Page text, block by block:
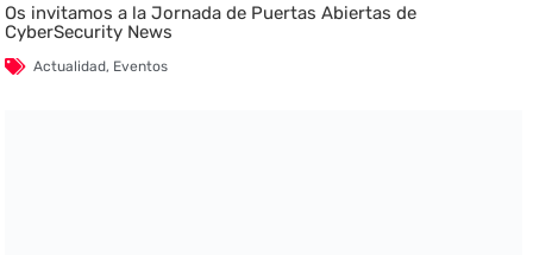
Os invitamos a la Jornada de Puertas Abiertas de
CyberSecurity News
Actualidad, Eventos